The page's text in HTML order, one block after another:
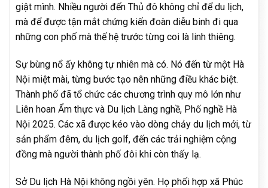
giật mình. Nhiều người đến Thủ đô không chỉ để du lịch,
mà để được tận mắt chứng kiến đoàn diễu binh đi qua
những con phố mà thế hệ trước từng coi là linh thiêng.
Sự bùng nổ ấy không tự nhiên mà có. Nó đến từ một Hà
Nội miệt mài, từng bước tạo nên những điều khác biệt.
Thành phố đã tổ chức các chương trình quy mô lớn như
Liên hoan Ẩm thực và Du lịch Làng nghề, Phố nghề Hà
Nội 2025. Các xã được kéo vào dòng chảy du lịch mới, từ
sản phẩm đêm, du lịch golf, đến các trải nghiệm cộng
đồng mà người thành phố đôi khi còn thấy lạ.
Sở Du lịch Hà Nội không ngồi yên. Họ phối hợp xã Phúc